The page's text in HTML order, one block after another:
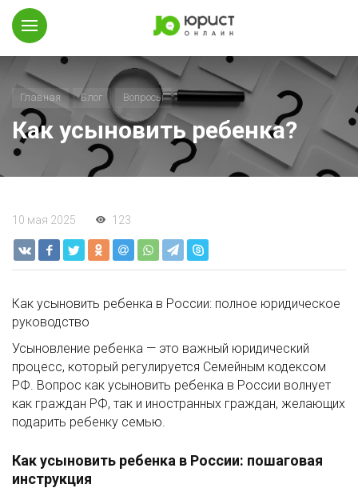
Главная Блог Вопросы
Как усыновить ребенка?
10 мая 2025 123
Как усыновить ребенка в России: полное юридическое
руководство
Усыновление ребенка — это важный юридический
процесс, который регулируется Семейным кодексом
РФ. Вопрос как усыновить ребенка в России волнует
как граждан РФ, так и иностранных граждан, желающих
подарить ребенку семью.
Как усыновить ребенка в России: пошаговая
инструкция